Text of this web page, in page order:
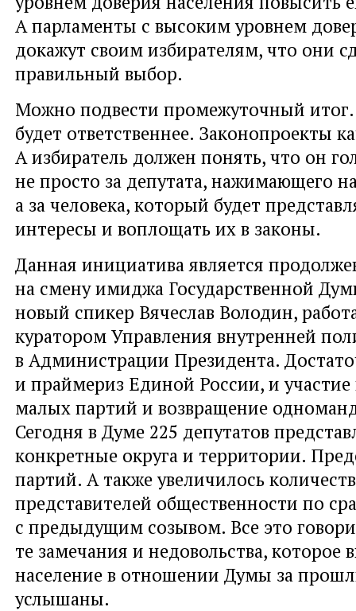
А парламенты с высоким уровнем
докажут своим избирателям, что они
правильный выбор.
Можно подвести промежуточный
будет ответственнее. Законопроекты
А избиратель должен понять, что он
не просто за депутата, нажимающего
а за человека, который будет
интересы и воплощать их в законы.
Данная инициатива является
на смену имиджа Государственной
новый спикер Вячеслав Володин,
куратором Управления внутренней
в Администрации Президента.
и праймериз Единой России, и участие
малых партий и возвращение
Сегодня в Думе 225 депутатов
конкретные округа и территории.
партий. А также увеличилось
представителей общественности по
с предыдущим созывом. Все это
те замечания и недовольства, которое
население в отношении Думы за
услышаны.